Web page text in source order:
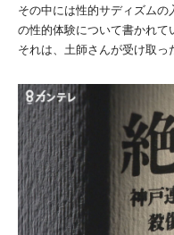
その中には性的サディズム
の性的体験について書かれて
それは、土師さんが受け取っ